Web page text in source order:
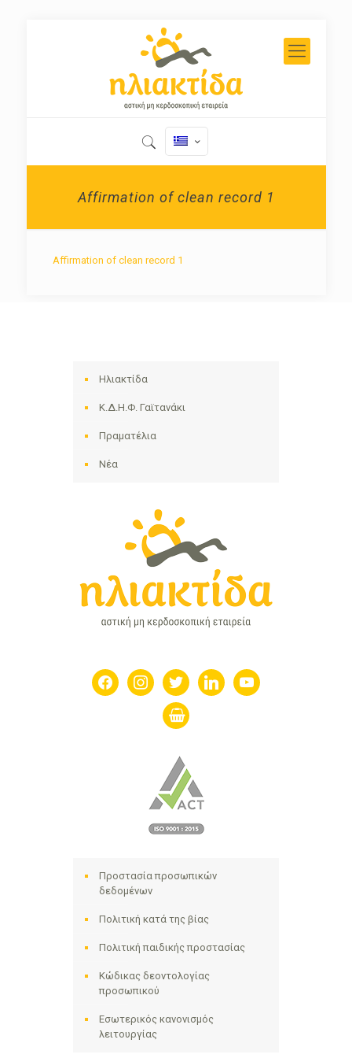
Affirmation of clean record 1
Affirmation of clean record 1
Ηλιακτίδα
Κ.Δ.Η.Φ. Γαϊτανάκι
Πραματέλια
Νέα
facebookinstagramtwitter linkedin youtube
shopping-
basket
Προστασία προσωπικών
δεδομένων
Πολιτική κατά της βίας
Πολιτική παιδικής προστασίας
Κώδικας δεοντολογίας
προσωπικού
Εσωτερικός κανονισμός
λειτουργίας